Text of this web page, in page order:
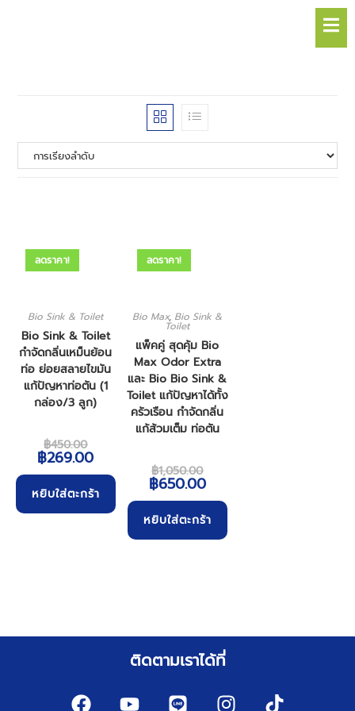
ลดราคา!
Bio Sink & Toilet
Bio Sink & Toilet
กำจัดกลิ่นเหม็นย้อน
ท่อ ย่อยสลายไขมัน
แก้ปัญหาท่อตัน (1
กล่อง/3 ลูก)
฿450.00
฿269.00
หยิบใส่ตะกร้า
ลดราคา!
Bio Max, Bio Sink &
Toilet
แพ็คคู่ สุดคุ้ม Bio
Max Odor Extra
และ Bio Bio Sink &
Toilet แก้ปัญหาได้ทั้ง
ครัวเรือน กำจัดกลิ่น
แก้ส้วมเต็ม ท่อตัน
฿1,050.00
฿650.00
หยิบใส่ตะกร้า
ติดตามเราได้ที่